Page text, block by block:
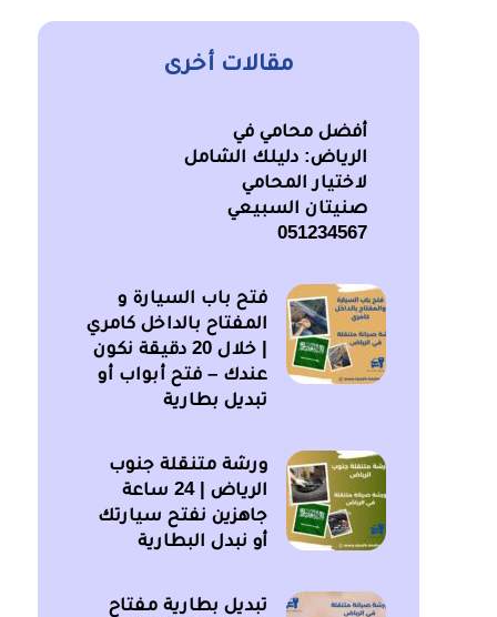
مقالات أخرى
أفضل محامي في
الرياض: دليلك الشامل
لاختيار المحامي
صنيتان السبيعي
051234567
فتح باب السيارة و
المفتاح بالداخل كامري
| خلال 20 دقيقة نكون
عندك – فتح أبواب أو
تبديل بطارية
ورشة متنقلة جنوب
الرياض | 24 ساعة
جاهزين نفتح سيارتك
أو نبدل البطارية
تبديل بطارية مفتاح